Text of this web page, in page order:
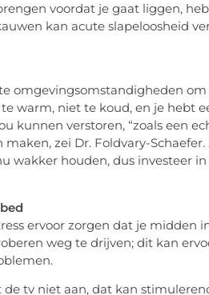
voordat je gaat liggen,
kan acute slapeloosheid
omgevingsomstandigheden
warm, niet te koud, en je hebt
kunnen verstoren, “zoals een
zei Dr. Foldvary-Schaefer.
wakker houden, dus investeer
ervoor zorgen dat je midden
weg te drijven; dit kan
tv niet aan, dat kan